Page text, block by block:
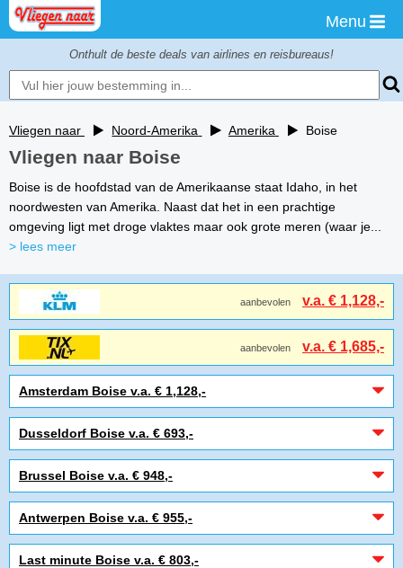
Menu
Onthult de beste deals van airlines en reisbureaus!
Vliegen naar Noord-Amerika Amerika Boise
Vliegen naar Boise
Boise is de hoofdstad van de Amerikaanse staat Idaho, in het
noordwesten van Amerika. Naast dat het in een prachtige
omgeving ligt met droge vlaktes maar ook grote meren (waar je...
> lees meer
aanbevolen v.a. € 1,128,-
aanbevolen v.a. € 1,685,-
Amsterdam Boise v.a. € 1,128,-
Dusseldorf Boise v.a. € 693,-
Brussel Boise v.a. € 948,-
Antwerpen Boise v.a. € 955,-
Last minute Boise v.a. € 803,-